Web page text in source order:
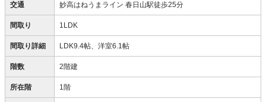
交通 妙高はねうまライン 春日山駅徒歩25分
間取り 1LDK
間取り詳細 LDK9.4帖、洋室6.1帖
階数 2階建
所在階 1階